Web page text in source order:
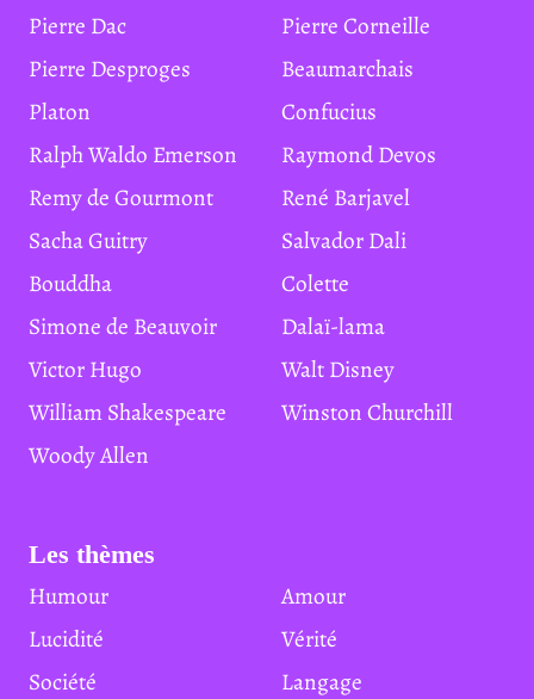
Pierre Dac
Pierre Corneille
Pierre Desproges
Beaumarchais
Platon
Confucius
Ralph Waldo Emerson
Raymond Devos
Remy de Gourmont
René Barjavel
Sacha Guitry
Salvador Dali
Bouddha
Colette
Simone de Beauvoir
Dalaï-lama
Victor Hugo
Walt Disney
William Shakespeare
Winston Churchill
Woody Allen
Les thèmes
Humour
Amour
Lucidité
Vérité
Société
Langage